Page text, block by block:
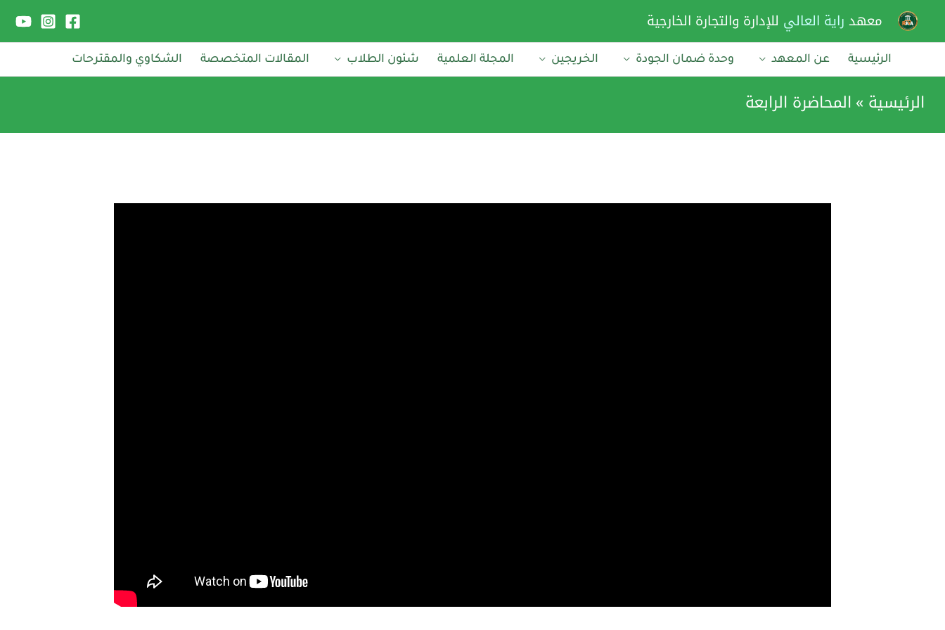
المحتوى
معهد راية العالي للإدارة والتجارة الخارجية
الرئيسية عن المعهد وحدة ضمان الجودة الخريجين المجلة العلمية شئون الطلاب المقالات المتخصصة الشكاوي والمقترحات
الرئيسية المحاضرة الرابعة